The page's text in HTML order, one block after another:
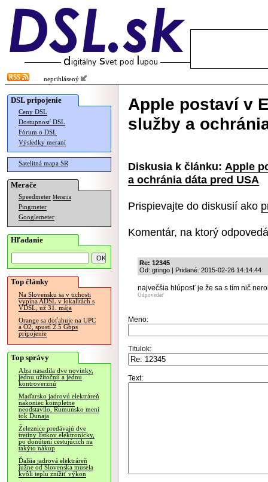
neprihlásený
DSL pripojenie
Ceny DSL
Dostupnosť DSL
Fórum o DSL
Výsledky meraní
Satelitná mapa SR
Merače
Speedmeter Merania
Pingmeter
Googlemeter
Hľadanie
Top články
Na Slovensku sa v tichosti
vypína ADSL v lokalitách s
VDSL, už 31. mája
Orange sa doťahuje na UPC
a O2, spustí 2.5 Gbps
pripojenie
Top správy
Alza nasadila dve novinky,
jednu užitočnú a jednu
kontroverznú
Maďarsko jadrovú elektráreň
nakoniec kompletne
neodstavilo, Rumunsko mení
tok Dunaja
Železnice predávajú dve
tretiny lístkov elektronicky,
po donútení cestujúcich na
takýto nákup
Ďalšia jadrová elektráreň
južne od Slovenska musela
kvôli teplu znížiť výkon
Apple postaví v
služby a
Diskusia k článku: Apple
a ochránia dáta pred USA
Prispievajte do diskusií ako
Komentár, na ktorý
Re: 12345
Od: gringo | Pridané: 2015-02-26 14:14:44
največšia hlúposť je že sa s tím nič
Odpovedať
Meno:
Titulok:
Text: